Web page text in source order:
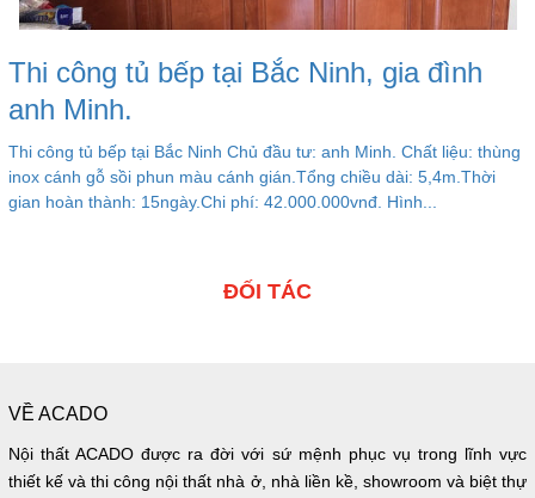
Thi công tủ bếp tại Bắc Ninh, gia đình
anh Minh.
Thi công tủ bếp tại Bắc Ninh Chủ đầu tư: anh Minh. Chất liệu: thùng
inox cánh gỗ sồi phun màu cánh gián.Tổng chiều dài: 5,4m.Thời
gian hoàn thành: 15ngày.Chi phí: 42.000.000vnđ. Hình...
ĐỐI TÁC
VỀ ACADO
Nội thất ACADO được ra đời với sứ mệnh phục vụ trong lĩnh vực
thiết kế và thi công nội thất nhà ở, nhà liền kề, showroom và biệt thự